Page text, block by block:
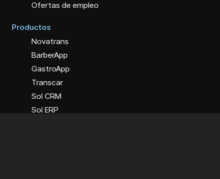
Ofertas de empleo
Productos
Novatrans
BarberApp
GastroApp
Transcar
Sol CRM
Sol ERP